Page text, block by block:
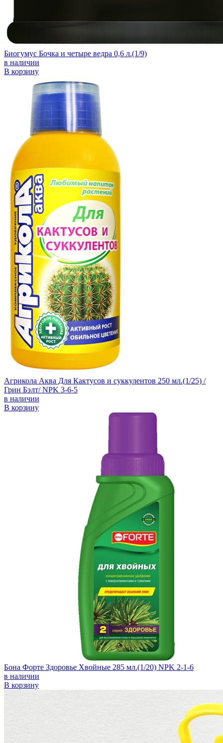
Биогумус Бочка и четыре ведра 0,6 л.(1/9)
в наличии
В корзину
Агрикола Аква Для Кактусов и суккулентов 250 мл.(1/25) /
Грин Бэлт/ NPK 3-6-5
в наличии
В корзину
Бона Форте Здоровье Хвойные 285 мл.(1/20) NPK 2-1-6
в наличии
В корзину